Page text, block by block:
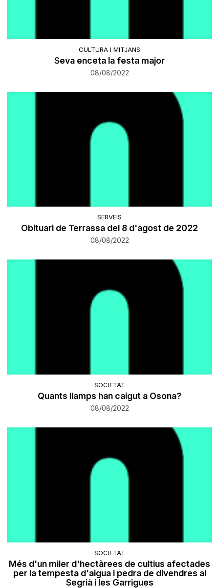
CULTURA I MITJANS
Seva enceta la festa major
08/08/2022
SERVEIS
Obituari de Terrassa del 8 d'agost de 2022
08/08/2022
SOCIETAT
Quants llamps han caigut a Osona?
08/08/2022
SOCIETAT
Més d'un miler d'hectàrees de cultius afectades
per la tempesta d'aigua i pedra de divendres al
Segrià i les Garrigues